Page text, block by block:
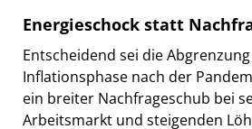
Energieschock statt
Entscheidend sei die
Inflationsphase nach der
ein breiter Nachfrageschub bei
Arbeitsmarkt und steigenden